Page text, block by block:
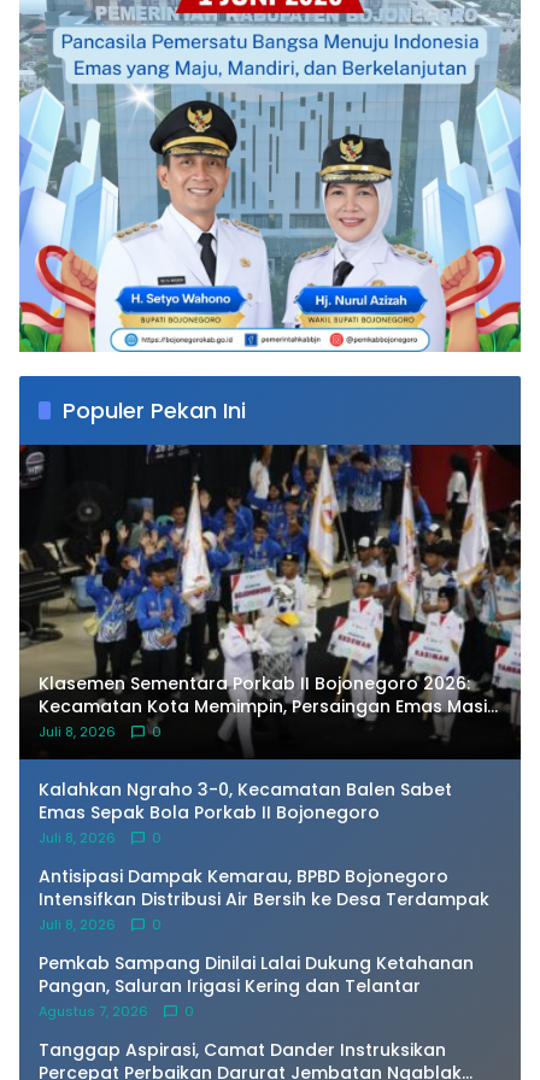
Populer Pekan Ini
Klasemen Sementara Porkab II Bojonegoro 2026:
Kecamatan Kota Memimpin, Persaingan Emas Masih
Terbuka
Juli 8, 2026 0
Kalahkan Ngraho 3-0, Kecamatan Balen Sabet
Emas Sepak Bola Porkab II Bojonegoro
Juli 8, 2026 0
Antisipasi Dampak Kemarau, BPBD Bojonegoro
Intensifkan Distribusi Air Bersih ke Desa Terdampak
Juli 8, 2026 0
Pemkab Sampang Dinilai Lalai Dukung Ketahanan
Pangan, Saluran Irigasi Kering dan Telantar
Agustus 7, 2026 0
Tanggap Aspirasi, Camat Dander Instruksikan
Percepat Perbaikan Darurat Jembatan Ngablak